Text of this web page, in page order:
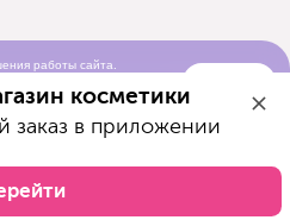
работы сайта.
косметики
заказ в приложении